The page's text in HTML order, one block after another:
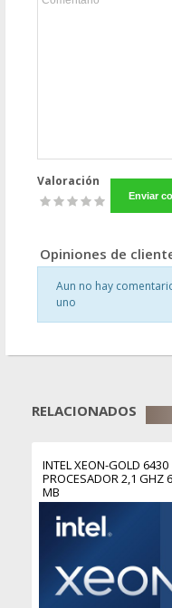
Valoración
Opiniones de
Aun no hay
uno
RELACIONADOS
INTEL XEON-GOLD 6430
PROCESADOR 2,1 GHZ
MB